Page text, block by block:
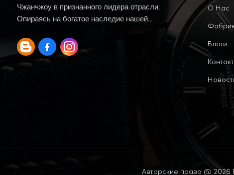
Чжанчжоу в признанного лидера отрасли.
Опираясь на богатое наследие нашей
традицию.
О Нас
Блоги
Контакт
Авторские права @ 2026